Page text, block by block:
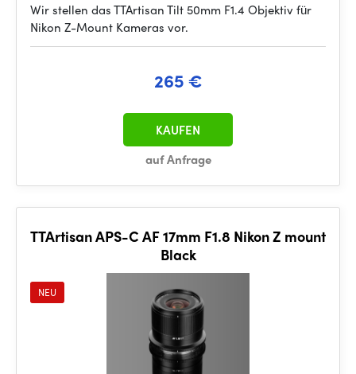
Wir stellen das TTArtisan Tilt 50mm F1.4 Objektiv für
Nikon Z-Mount Kameras vor.
265 €
auf Anfrage
KAUFEN
TTArtisan APS-C AF 17mm F1.8 Nikon Z mount
Black
NEU